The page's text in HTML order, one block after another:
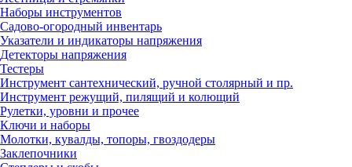
Наборы инструментов
Садово-огородный инвентарь
Указатели и индикаторы напряжения
Детекторы напряжения
Тестеры
Инструмент сантехнический, ручной столярный и пр.
Инструмент режущий, пилящий и колющий
Рулетки, уровни и прочее
Ключи и наборы
Молотки, кувалды, топоры, гвоздодеры
Заклепочники